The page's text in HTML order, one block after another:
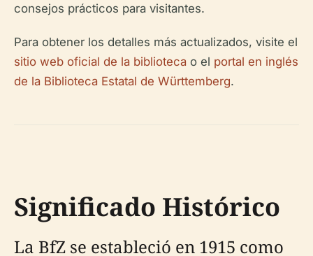
consejos prácticos para visitantes.
Para obtener los detalles más actualizados, visite el
sitio web oficial de la biblioteca o el portal en inglés
de la Biblioteca Estatal de Württemberg.
Significado Histórico
La BfZ se estableció en 1915 como